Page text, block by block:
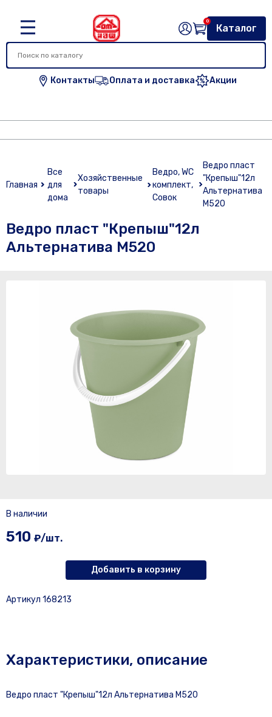
Контакты Оплата и доставка Акции
Каталог
0
Главная
Все
для
дома
Хозяйственные
товары
Ведро, WC
комплект,
Совок
Ведро пласт
"Крепыш"12л
Альтернатива
М520
Ведро пласт "Крепыш"12л
Альтернатива М520
В наличии
510 ₽/шт.
Добавить в корзину
Артикул 168213
Характеристики, описание
Ведро пласт "Крепыш"12л Альтернатива М520